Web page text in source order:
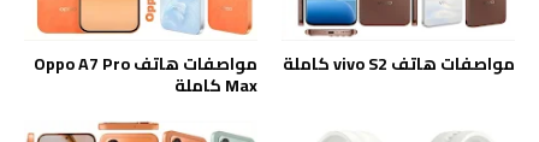
مواصفات هاتف vivo S2 كاملة مواصفات هاتف Oppo A7 Pro
Max كاملة